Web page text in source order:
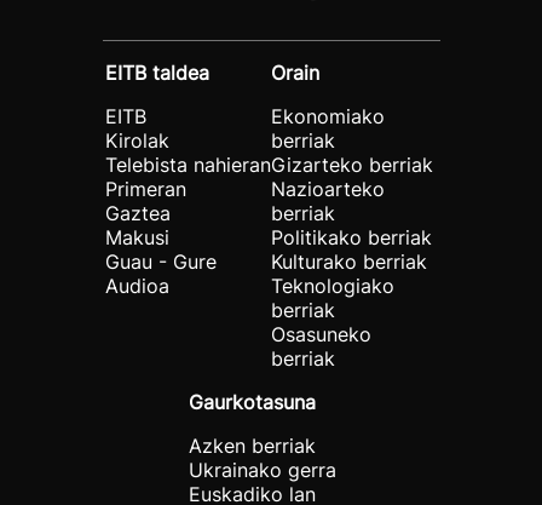
EITB taldea
EITB
Kirolak
Telebista nahieran
Primeran
Gaztea
Makusi
Guau - Gure
Audioa
Orain
Ekonomiako
berriak
Gizarteko berriak
Nazioarteko
berriak
Politikako berriak
Kulturako berriak
Teknologiako
berriak
Osasuneko
berriak
Gaurkotasuna
Azken berriak
Ukrainako gerra
Euskadiko lan